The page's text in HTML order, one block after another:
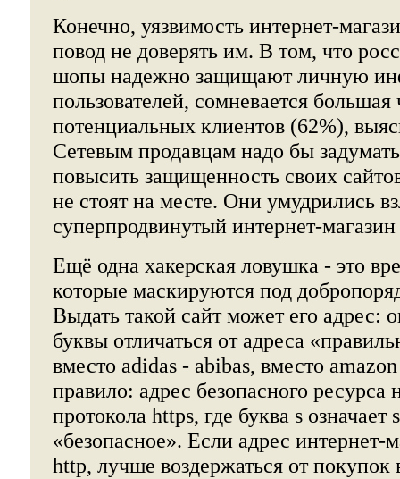
Конечно, уязвимость интернет-
повод не доверять им. В том, что
шопы надежно защищают личную
пользователей, сомневается большая
потенциальных клиентов (62%),
Сетевым продавцам надо бы
повысить защищенность своих
не стоят на месте. Они умудрились
суперпродвинутый интернет-
Ещё одна хакерская ловушка - это
которые маскируются под
Выдать такой сайт может его адрес:
буквы отличаться от адреса
вместо аdidas - abibas, вместо
правило: адрес безопасного ресурса
протокола https, где буква s означает
«безопасное». Если адрес интернет-
http, лучше воздержаться от покупок